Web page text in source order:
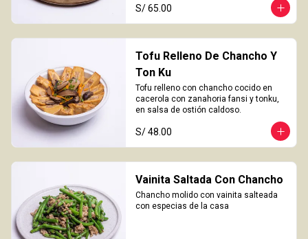
S/ 65.00
Tofu Relleno De Chancho Y
Ton Ku
Tofu relleno con chancho cocido en
cacerola con zanahoria fansi y tonku,
en salsa de ostión caldoso.
S/ 48.00
Vainita Saltada Con Chancho
Chancho molido con vainita salteada
con especias de la casa